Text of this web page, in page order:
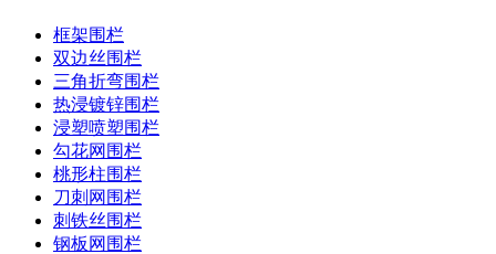
框架围栏
双边丝围栏
三角折弯围栏
热浸镀锌围栏
浸塑喷塑围栏
勾花网围栏
桃形柱围栏
刀刺网围栏
刺铁丝围栏
钢板网围栏